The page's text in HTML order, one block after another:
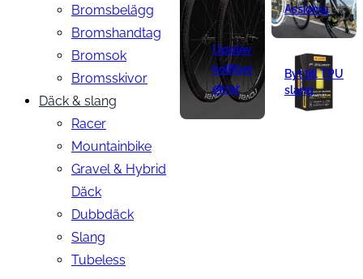
Bromsbelägg
Bromshandtag
Bromsok
Bromsskivor
Däck & slang
Racer
Mountainbike
Gravel & Hybrid
Däck
Dubbdäck
Slang
Tubeless
Upplev
kolfiber
ekrar
Assioma
Byt till TPU
slang